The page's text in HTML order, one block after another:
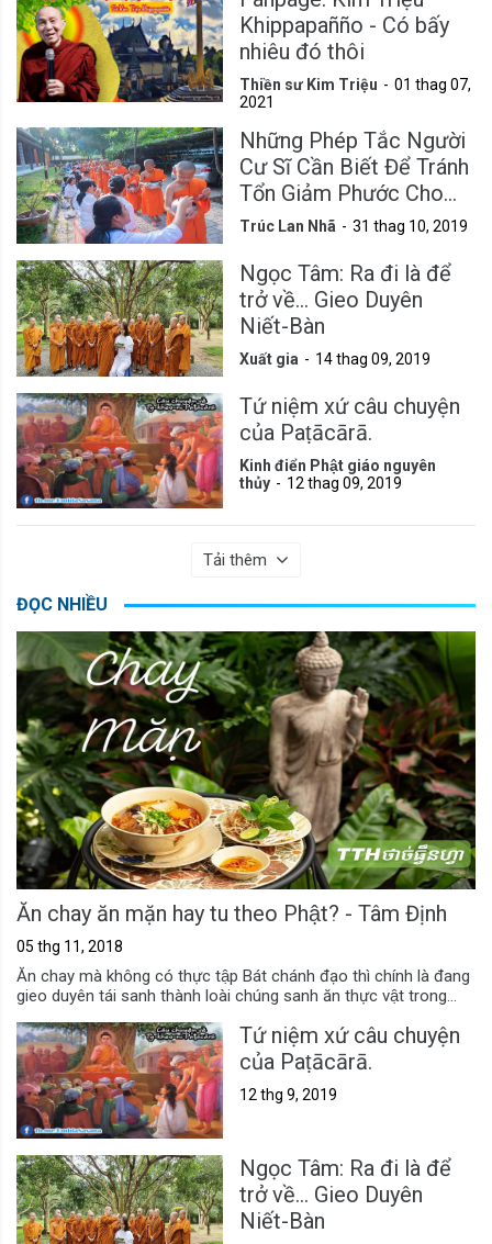
Khippapañño - Có bấy
nhiêu đó thôi
Thiền sư Kim Triệu
01 thag 07,
2021
Những Phép Tắc Người
Cư Sĩ Cần Biết Để Tránh
Tổn Giảm Phước Cho
Mình
Trúc Lan Nhã 31 thag 10, 2019
Ngọc Tâm: Ra đi là để
trở về... Gieo Duyên
Niết-Bàn
Xuất gia 14 thag 09, 2019
Tứ niệm xứ câu chuyện
của Paṭācārā.
Kinh điển Phật giáo nguyên
thủy
12 thag 09, 2019
Tải thêm
ĐỌC NHIỀU
Ăn chay ăn mặn hay tu theo Phật? - Tâm Định
05 thg 11, 2018
Ăn chay mà không có thực tập Bát chánh đạo thì chính là đang
gieo duyên tái sanh thành loài chúng sanh ăn thực vật trong...
Tứ niệm xứ câu chuyện
của Paṭācārā.
12 thg 9, 2019
Ngọc Tâm: Ra đi là để
trở về... Gieo Duyên
Niết-Bàn